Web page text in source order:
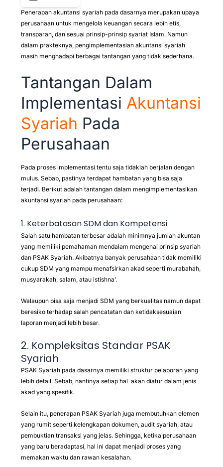
Penerapan akuntansi syariah pada dasarnya merupakan upaya
perusahaan untuk mengelola keuangan secara lebih etis,
transparan, dan sesuai prinsip-prinsip syariat Islam. Namun
dalam prakteknya, pengimplementasian akuntansi syariah
masih menghadapi berbagai tantangan yang tidak sederhana.
Tantangan Dalam
Implementasi Akuntansi
Syariah Pada
Perusahaan
Pada proses implementasi tentu saja tidaklah berjalan dengan
mulus. Sebab, pastinya terdapat hambatan yang bisa saja
terjadi. Berikut adalah tantangan dalam mengimplementasikan
akuntansi syariah pada perusahaan:
1. Keterbatasan SDM dan Kompetensi
Salah satu hambatan terbesar adalah minimnya jumlah akuntan
yang memiliki pemahaman mendalam mengenai prinsip syariah
dan PSAK Syariah. Akibatnya banyak perusahaan tidak memiliki
cukup SDM yang mampu menafsirkan akad seperti murabahah,
musyarakah, salam, atau istishna’.
Walaupun bisa saja menjadi SDM yang berkualitas namun dapat
beresiko terhadap salah pencatatan dan ketidaksesuaian
laporan menjadi lebih besar.
2. Kompleksitas Standar PSAK
Syariah
PSAK Syariah pada dasarnya memiliki struktur pelaporan yang
lebih detail. Sebab, nantinya setiap hal akan diatur dalam jenis
akad yang spesifik.
Selain itu, penerapan PSAK Syariah juga membutuhkan elemen
yang rumit seperti kelengkapan dokumen, audit syariah, atau
pembuktian transaksi yang jelas. Sehingga, ketika perusahaan
yang baru beradaptasi, hal ini dapat menjadi proses yang
memakan waktu dan rawan kesalahan.